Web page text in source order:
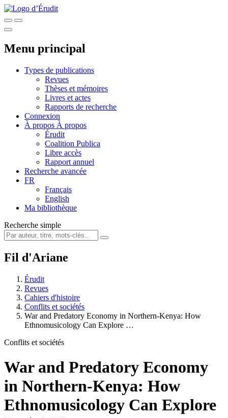
Menu principal
Types de publications
Revues
Thèses et mémoires
Livres et actes
Rapports de recherche
Connexion
À propos À propos
Érudit
Coalition Publica
Libre accès
Rapport annuel
Recherche avancée
FR
Français
English
Ma bibliothèque
Recherche simple
Fil d'Ariane
Érudit
Revues
Cahiers d'histoire
Conflits et sociétés
War and Predatory Economy in Northern-Kenya: How
Ethnomusicology Can Explore …
Conflits et sociétés
War and Predatory Economy
in Northern-Kenya: How
Ethnomusicology Can Explore